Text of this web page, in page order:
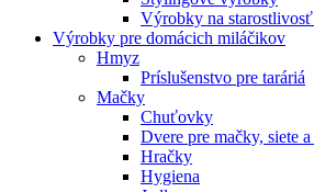
Výrobky na
Výrobky pre domácich miláčikov
Hmyz
Príslušenstvo pre taráriá
Mačky
Chuťovky
Dvere pre mačky, siete
Hračky
Hygiena